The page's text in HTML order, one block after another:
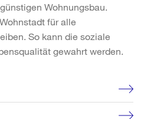
Wohnungsbau.
für alle
So kann die soziale
gewahrt werden.